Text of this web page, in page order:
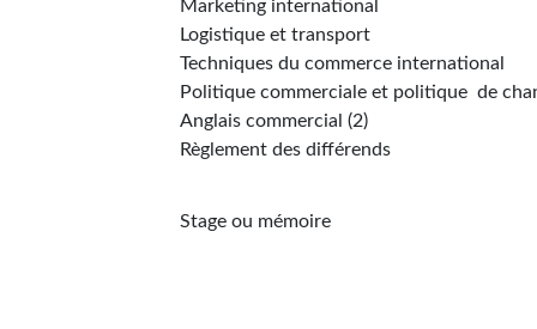
Marketing international
Logistique et transport
Techniques du commerce international
Politique commerciale et politique de
Anglais commercial (2)
Règlement des différends
Stage ou mémoire